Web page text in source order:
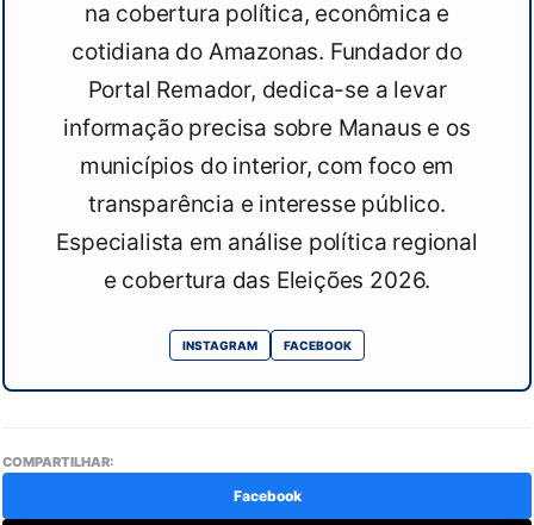
na cobertura política, econômica e
cotidiana do Amazonas. Fundador do
Portal Remador, dedica-se a levar
informação precisa sobre Manaus e os
municípios do interior, com foco em
transparência e interesse público.
Especialista em análise política regional
e cobertura das Eleições 2026.
INSTAGRAM FACEBOOK
COMPARTILHAR:
Facebook